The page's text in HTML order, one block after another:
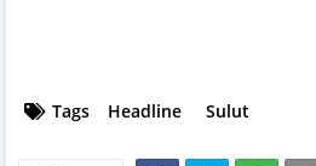
Tags Headline Sulut